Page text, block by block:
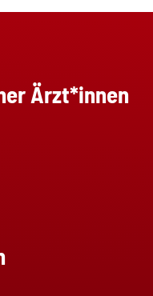
Ärzt*innen